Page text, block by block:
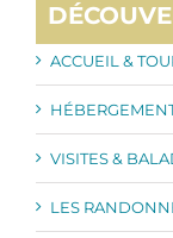
ACCUEIL &
VISITES &
LES